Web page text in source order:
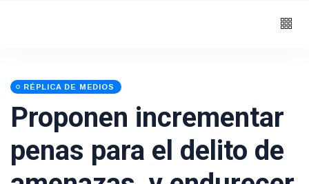
RÉPLICA DE MEDIOS
Proponen incrementar
penas para el delito de